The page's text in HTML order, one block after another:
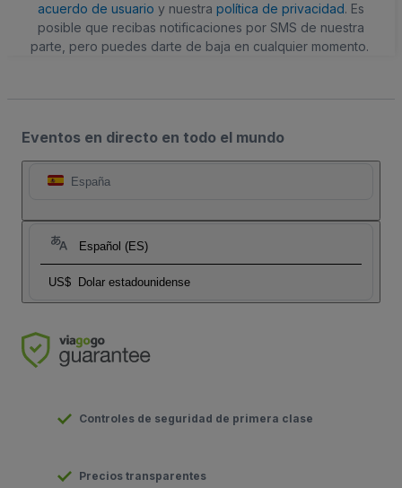
acuerdo de usuario y nuestra política de privacidad. Es
posible que recibas notificaciones por SMS de nuestra
parte, pero puedes darte de baja en cualquier momento.
Eventos en directo en todo el mundo
España
Español (ES)
US$ Dolar estadounidense
Controles de seguridad de primera clase
Precios transparentes